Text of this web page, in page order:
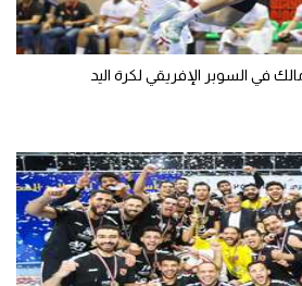
في السوبر الإفريقي لكرة اليد